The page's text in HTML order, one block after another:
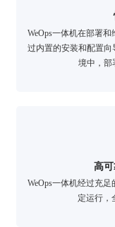
WeOps一体机在部署
过内置的安装和配置向
境中，部
高
WeOps一体机经过充
定运行，
密